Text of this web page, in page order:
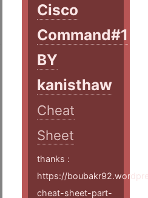
Cisco
Command#1
BY
kanisthaw
Cheat
Sheet
thanks :
https://
cheat-sheet-part-